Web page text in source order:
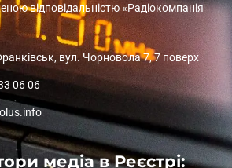
відповідальністю «Радіокомпанія
вул. Чорновола 7, 7 поверх
06 06
медіа в Реєстрі: